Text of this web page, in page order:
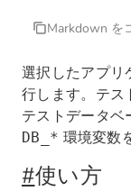
Markdown を
選択したアプリ
行します。テス
テストデータベ
DB_* 環境変数
#使い方